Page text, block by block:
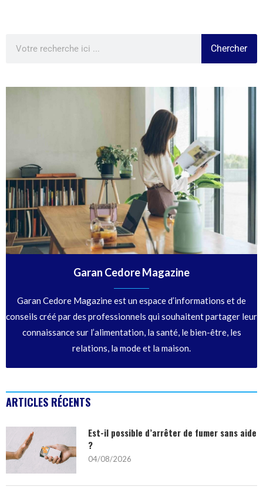
Chercher
Garan Cedore Magazine
Garan Cedore Magazine est un espace d’informations et de
conseils créé par des professionnels qui souhaitent partager leur
connaissance sur l’alimentation, la santé, le bien-être, les
relations, la mode et la maison.
ARTICLES RÉCENTS
Est-il possible d’arrêter de fumer sans aide
?
04/08/2026